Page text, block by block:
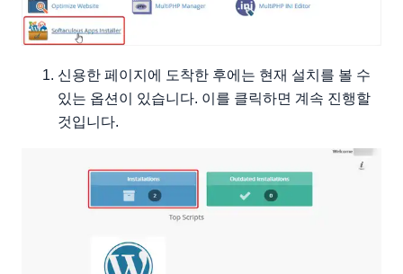
신용한 페이지에 도착한 후에는 현재 설치를 볼 수
있는 옵션이 있습니다. 이를 클릭하면 계속 진행할
것입니다.